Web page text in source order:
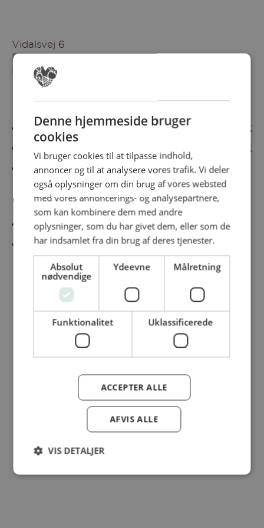
Vidalsvej 6
DK-9230 Svenstrup
Denmark
Besøg vores messesites
Cateringmesse Nord Cateringmesse Midt
Cateringmesse Øst
Cateringmesse Thy
Information
Cookiepolitk
Persondatapolitik
© Dansk Cater A/S - All rights reserved
Denne hjemmeside bruger
cookies
Vi bruger cookies til at tilpasse indhold,
annoncer og til at analysere vores trafik. Vi deler
også oplysninger om din brug af vores websted
med vores annoncerings- og analysepartnere,
som kan kombinere dem med andre
oplysninger, som du har givet dem, eller som de
har indsamlet fra din brug af deres tjenester.
Absolut
nødvendige
Ydeevne Målretning
Funktionalitet Uklassificerede
ACCEPTER ALLE
AFVIS ALLE
VIS DETALJER